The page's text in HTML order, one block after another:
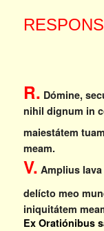
R. Dómine,
nihil dignum in
maiestátem
meam.
V. Amplius
delícto meo
iniquitátem
Ex Oratiónibus